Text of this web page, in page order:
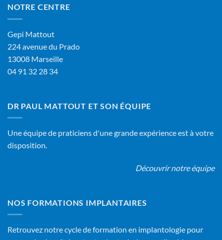
NOTRE CENTRE
Gepi Mattout
224 avenue du Prado
13008 Marseille
04 91 32 28 34
DR PAUL MATTOUT ET SON ÉQUIPE
Une équipe de praticiens d'une grande expérience est à votre
disposition.
Découvrir notre équipe
NOS FORMATIONS IMPLANTAIRES
Retrouvez notre cycle de formation en implantologie pour